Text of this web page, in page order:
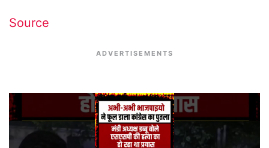
Source
ADVERTISEMENTS